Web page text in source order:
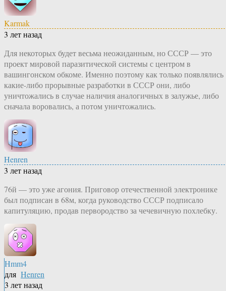
Karmak
3 лет назад
Для некоторых будет весьма неожиданным, но СССР — это
проект мировой паразитической системы с центром в
вашингонском обкоме. Именно поэтому как только появлялись
какие-либо прорывные разработки в СССР они, либо
уничтожались в случае наличия аналогичных в залужье, либо
сначала воровались, а потом уничтожались.
Henren
3 лет назад
76й — это уже агония. Приговор отечественной электронике
был подписан в 68м, когда руководство СССР подписало
капитуляцию, продав первородство за чечевичную похлебку.
Hmm4
для Henren
3 лет назад